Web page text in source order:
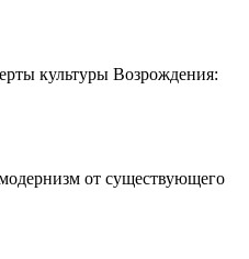
культуры Возрождения:
от существующего